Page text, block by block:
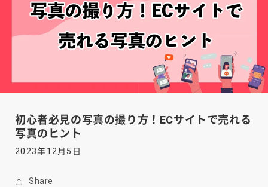
初心者必見の写真の撮り方！ECサイトで売れる
写真のヒント
2023年12月5日
Share